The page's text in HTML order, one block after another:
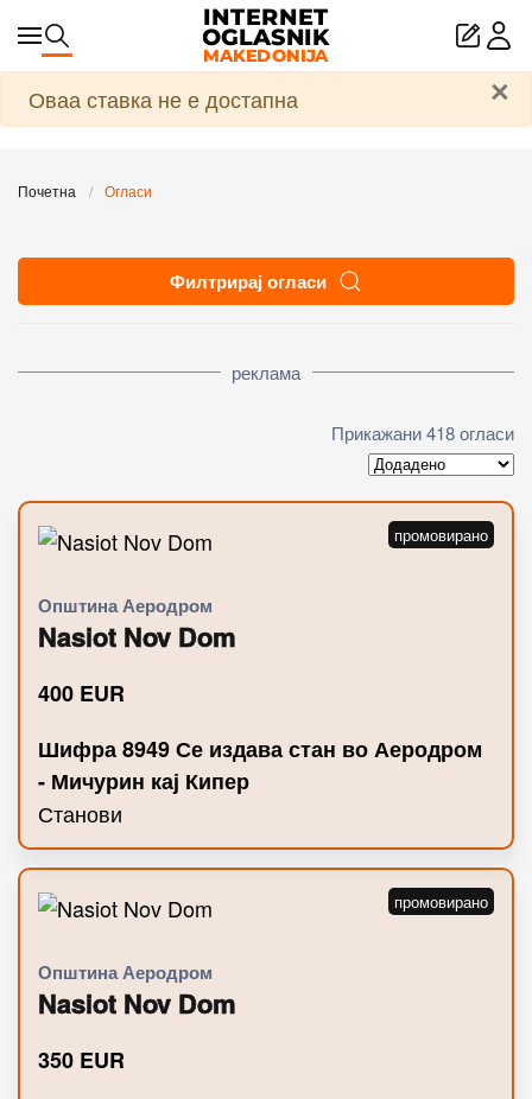
Skip to main content
×
Предупредување
Оваа ставка не е достапна
Почетна Огласи
Филтрирај огласи
реклама
Прикажани 418 огласи
Општина Аеродром
Nasiot Nov Dom
400 EUR
Шифра 8949 Се издава стан во Аеродром
- Мичурин кај Кипер
Станови
Општина Аеродром
Nasiot Nov Dom
350 EUR